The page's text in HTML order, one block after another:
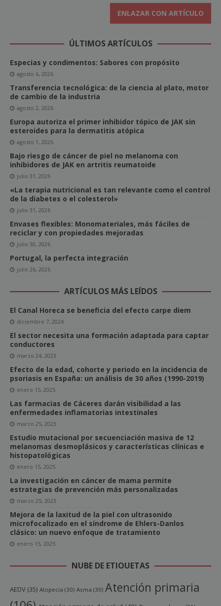
ENLAZAR CON ARTÍCULO
ÚLTIMOS ARTÍCULOS
Especias y condimentos: Sabores con propósito
agosto 6, 2026
Transferencia tecnológica: de la ciencia al plato, motor
de cambio de la industria
agosto 2, 2026
Europa autoriza el primer inhibidor tópico de JAK sin
esteroides para la dermatitis atópica
agosto 1, 2026
Bajo riesgo de cáncer de piel no melanoma con
inhibidores de JAK en artritis reumatoide
julio 31, 2026
«La terapia nutricional es tan relevante como el control
de la diabetes o el colesterol»
julio 31, 2026
Envases flexibles: Monomateriales, más fáciles de
reciclar y con propiedades mejoradas
julio 30, 2026
Portugal, la perfecta integración
julio 26, 2026
ARTÍCULOS MÁS LEÍDOS
El Canal Horeca se beneficia del efecto carpe diem
diciembre 7, 2024
El sector necesita una formación adaptada para captar
conductores
marzo 24, 2023
Efecto de la edad, cohorte y periodo en la incidencia de
psoriasis en España: un análisis de 30 años (1990-2019)
enero 15, 2025
Las farmacias de Cáceres darán visibilidad a las
enfermedades inflamatorias intestinales
marzo 25, 2023
Estudio mutacional por secuenciación masiva de 12
melanomas desmoplásicos y características clínicas e
histopatológicas
enero 15, 2025
La investigación en cáncer de mama permite
estrategias de prevención más personalizadas
marzo 25, 2023
Mejora de la laxitud de la piel con ultrasonido
microfocalizado en el síndrome de Ehlers-Danlos
clásico: un nuevo enfoque de tratamiento
enero 15, 2025
NUBE DE ETIQUETAS
AEDV (35) Alopecia (30) Asma (30) Atención primaria